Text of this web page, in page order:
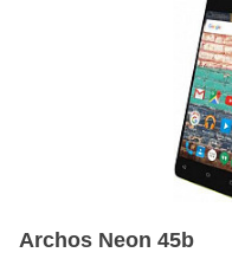
Archos Neon 45b